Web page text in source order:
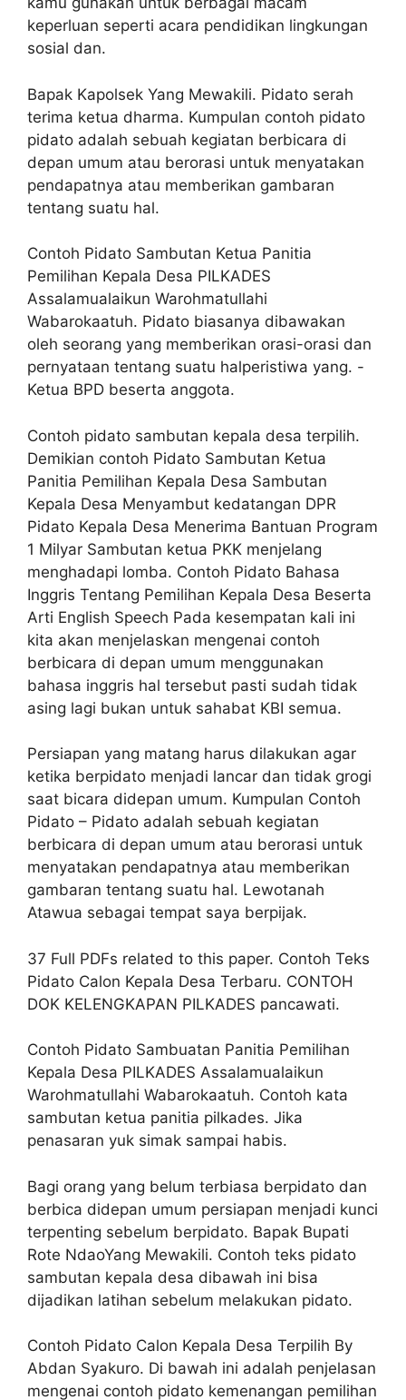
keperluan seperti acara pendidikan lingkungan
sosial dan.
Bapak Kapolsek Yang Mewakili. Pidato serah
terima ketua dharma. Kumpulan contoh pidato
pidato adalah sebuah kegiatan berbicara di
depan umum atau berorasi untuk menyatakan
pendapatnya atau memberikan gambaran
tentang suatu hal.
Contoh Pidato Sambutan Ketua Panitia
Pemilihan Kepala Desa PILKADES
Assalamualaikun Warohmatullahi
Wabarokaatuh. Pidato biasanya dibawakan
oleh seorang yang memberikan orasi-orasi dan
pernyataan tentang suatu halperistiwa yang. -
Ketua BPD beserta anggota.
Contoh pidato sambutan kepala desa terpilih.
Demikian contoh Pidato Sambutan Ketua
Panitia Pemilihan Kepala Desa Sambutan
Kepala Desa Menyambut kedatangan DPR
Pidato Kepala Desa Menerima Bantuan Program
1 Milyar Sambutan ketua PKK menjelang
menghadapi lomba. Contoh Pidato Bahasa
Inggris Tentang Pemilihan Kepala Desa Beserta
Arti English Speech Pada kesempatan kali ini
kita akan menjelaskan mengenai contoh
berbicara di depan umum menggunakan
bahasa inggris hal tersebut pasti sudah tidak
asing lagi bukan untuk sahabat KBI semua.
Persiapan yang matang harus dilakukan agar
ketika berpidato menjadi lancar dan tidak grogi
saat bicara didepan umum. Kumpulan Contoh
Pidato – Pidato adalah sebuah kegiatan
berbicara di depan umum atau berorasi untuk
menyatakan pendapatnya atau memberikan
gambaran tentang suatu hal. Lewotanah
Atawua sebagai tempat saya berpijak.
37 Full PDFs related to this paper. Contoh Teks
Pidato Calon Kepala Desa Terbaru. CONTOH
DOK KELENGKAPAN PILKADES pancawati.
Contoh Pidato Sambuatan Panitia Pemilihan
Kepala Desa PILKADES Assalamualaikun
Warohmatullahi Wabarokaatuh. Contoh kata
sambutan ketua panitia pilkades. Jika
penasaran yuk simak sampai habis.
Bagi orang yang belum terbiasa berpidato dan
berbica didepan umum persiapan menjadi kunci
terpenting sebelum berpidato. Bapak Bupati
Rote NdaoYang Mewakili. Contoh teks pidato
sambutan kepala desa dibawah ini bisa
dijadikan latihan sebelum melakukan pidato.
Contoh Pidato Calon Kepala Desa Terpilih By
Abdan Syakuro. Di bawah ini adalah penjelasan
mengenai contoh pidato kemenangan pemilihan